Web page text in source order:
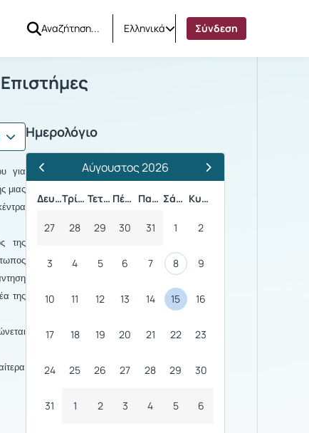
Ελληνικά Σύνδεση
Επιστήμες
για
μιας
της
της
Ημερολόγιο
Προηγούμενος Μήνας
Αύγουστος 2026
Επόμενος Μήνας
Δευτέρα
Τρίτη Τετάρτη Πέμπτη Παρασκευή Σάββατο Κυριακή
27 28 29 30 31 1 2
3 4 5 6 7 8 9
10 11 12 13 14 15 16
17 18 19 20 21 22 23
24 25 26 27 28 29 30
31 1 2 3 4 5 6